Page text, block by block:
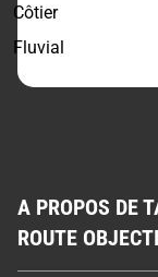
Côtier
Fluvial
A PROPOS DE
ROUTE